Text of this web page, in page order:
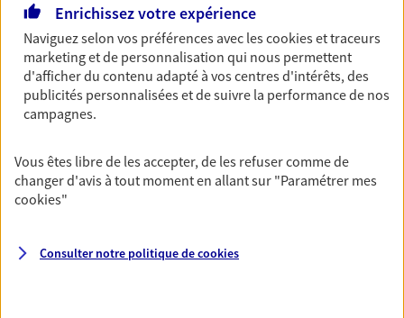
Préparez sereinement ce nouveau chapitre de
votre vie avec les conseils d'un expert. Découvrez
notre solution PER (Plan Epargne Retraite)
spécialement conçue pour la retraite.
Couvrez vos dépenses de santé ainsi que celles de
votre famille avec la complémentaire santé qui
vous ressemble.
Prévoyance
Enrichissez votre expérience
Naviguez selon vos préférences avec lescookies et traceurs
marketing et de personnalisation qui nous permettent
d'afficher du contenu adapté à vos centres d'intérêts, des
publicités personnalisées et de suivre la performance de nos
campagnes.
Vous êtes libre de les accepter, de les refuser comme de
changer d'avis à tout moment en allant sur "Paramétrer mes
cookies"
Consulter notre politique decookies